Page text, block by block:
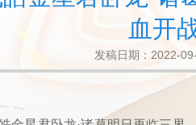
血开
发稿日期：2022-